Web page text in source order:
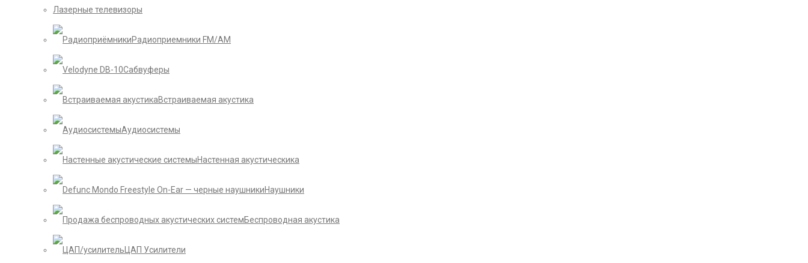
Лазерные телевизоры
Радиоприемники FM/AM
Сабвуферы
Встраиваемая акустика
Аудиосистемы
Настенная акустическика
Наушники
Беспроводная акустика
ЦАП Усилители